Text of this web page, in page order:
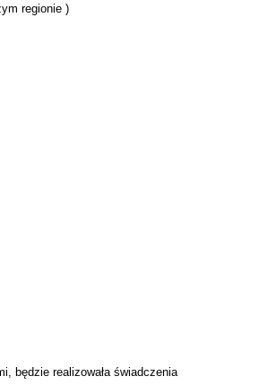
regionie )
będzie realizowała świadczenia